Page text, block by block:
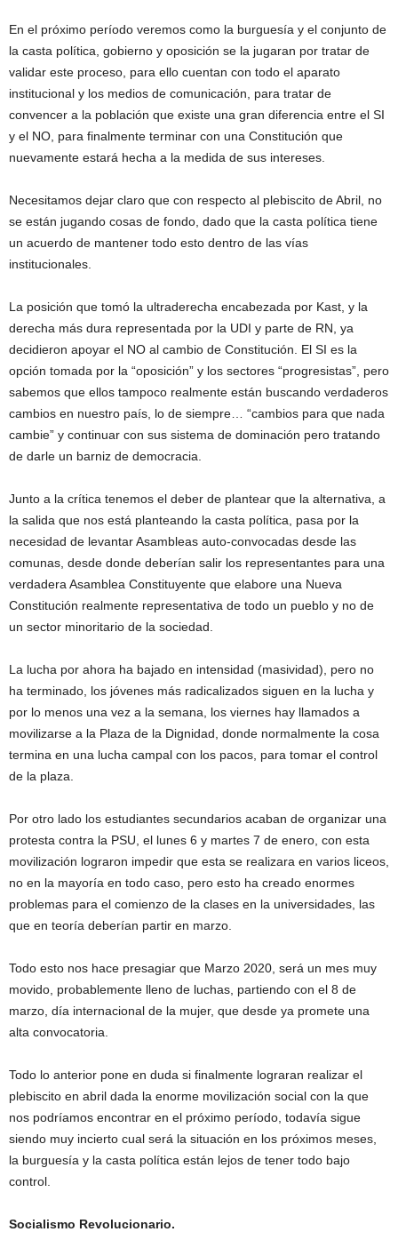
En el próximo período veremos como la burguesía y el conjunto de
la casta política, gobierno y oposición se la jugaran por tratar de
validar este proceso, para ello cuentan con todo el aparato
institucional y los medios de comunicación, para tratar de
convencer a la población que existe una gran diferencia entre el SI
y el NO, para finalmente terminar con una Constitución que
nuevamente estará hecha a la medida de sus intereses.
Necesitamos dejar claro que con respecto al plebiscito de Abril, no
se están jugando cosas de fondo, dado que la casta política tiene
un acuerdo de mantener todo esto dentro de las vías
institucionales.
La posición que tomó la ultraderecha encabezada por Kast, y la
derecha más dura representada por la UDI y parte de RN, ya
decidieron apoyar el NO al cambio de Constitución. El SI es la
opción tomada por la “oposición” y los sectores “progresistas”, pero
sabemos que ellos tampoco realmente están buscando verdaderos
cambios en nuestro país, lo de siempre… “cambios para que nada
cambie” y continuar con sus sistema de dominación pero tratando
de darle un barniz de democracia.
Junto a la crítica tenemos el deber de plantear que la alternativa, a
la salida que nos está planteando la casta política, pasa por la
necesidad de levantar Asambleas auto-convocadas desde las
comunas, desde donde deberían salir los representantes para una
verdadera Asamblea Constituyente que elabore una Nueva
Constitución realmente representativa de todo un pueblo y no de
un sector minoritario de la sociedad.
La lucha por ahora ha bajado en intensidad (masividad), pero no
ha terminado, los jóvenes más radicalizados siguen en la lucha y
por lo menos una vez a la semana, los viernes hay llamados a
movilizarse a la Plaza de la Dignidad, donde normalmente la cosa
termina en una lucha campal con los pacos, para tomar el control
de la plaza.
Por otro lado los estudiantes secundarios acaban de organizar una
protesta contra la PSU, el lunes 6 y martes 7 de enero, con esta
movilización lograron impedir que esta se realizara en varios liceos,
no en la mayoría en todo caso, pero esto ha creado enormes
problemas para el comienzo de la clases en la universidades, las
que en teoría deberían partir en marzo.
Todo esto nos hace presagiar que Marzo 2020, será un mes muy
movido, probablemente lleno de luchas, partiendo con el 8 de
marzo, día internacional de la mujer, que desde ya promete una
alta convocatoria.
Todo lo anterior pone en duda si finalmente lograran realizar el
plebiscito en abril dada la enorme movilización social con la que
nos podríamos encontrar en el próximo período, todavía sigue
siendo muy incierto cual será la situación en los próximos meses,
la burguesía y la casta política están lejos de tener todo bajo
control.
Socialismo Revolucionario.